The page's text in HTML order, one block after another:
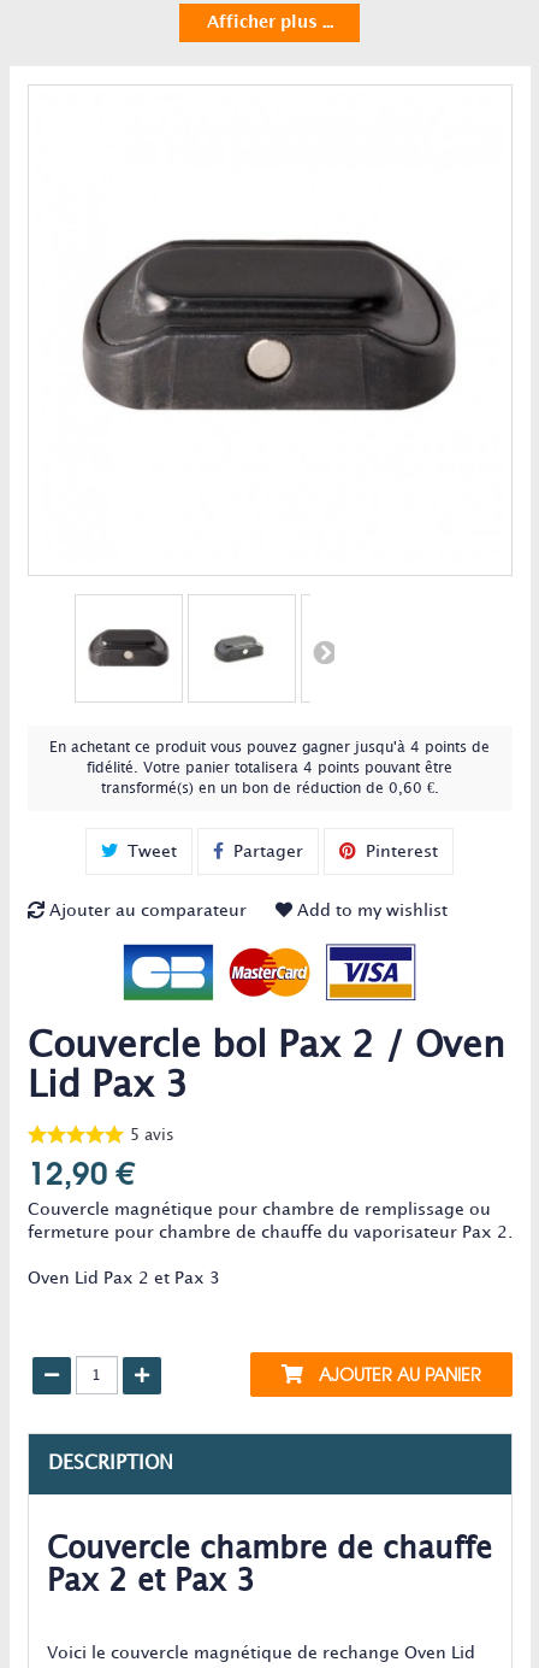
Afficher plus ...
En achetant ce produit vous pouvez gagner jusqu'à 4 points de
fidélité . Votre panier totalisera 4 points pouvant être
transformé(s) en un bon de réduction de 0,60 €.
Tweet Partager Pinterest
Ajouter au comparateur Add to my wishlist
Couvercle bol Pax 2 / Oven
Lid Pax 3
5 avis
12,90 €
Couvercle magnétique pour chambre de remplissage ou
fermeture pour chambre de chauffe du vaporisateur Pax 2.
Oven Lid Pax 2 et Pax 3
AJOUTER AU PANIER
DESCRIPTION
Couvercle chambre de chauffe
Pax 2 et Pax 3
Voici le couvercle magnétique de rechange Oven Lid